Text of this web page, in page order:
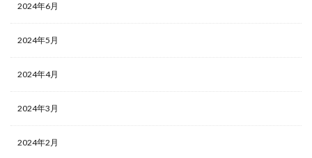
2024年6月
2024年5月
2024年4月
2024年3月
2024年2月